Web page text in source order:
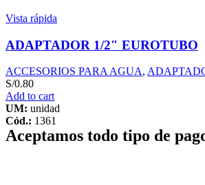
Vista rápida
ADAPTADOR 1/2″ EUROTUBO
ACCESORIOS PARA AGUA,
S/0.80
Add to cart
UM: unidad
Cód.: 1361
Aceptamos todo tipo de